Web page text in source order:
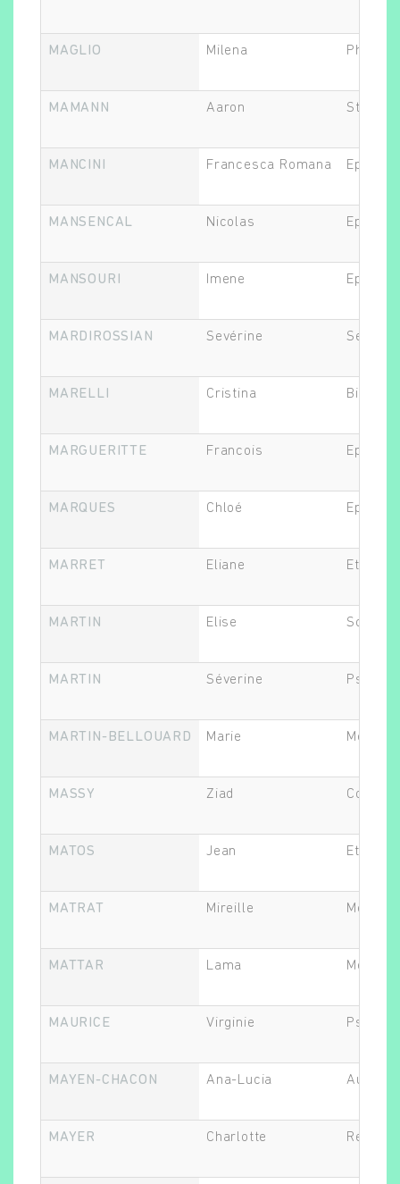
MAGLIO Milena
MAMANN Aaron
MANCINI Francesca Romana
MANSENCAL Nicolas
MANSOURI Imene
MARDIROSSIAN Sevérine
MARELLI Cristina
MARGUERITTE Francois
MARQUES Chloé
MARRET Eliane
MARTIN Elise
MARTIN Séverine
MARTIN-BELLOUARD Marie Médecin
MASSY Ziad Co-
MATOS Jean
MATRAT Mireille Médecin
MATTAR Lama Médecin
MAURICE Virginie
MAYEN-CHACON Ana-Lucia Autre
MAYER Charlotte